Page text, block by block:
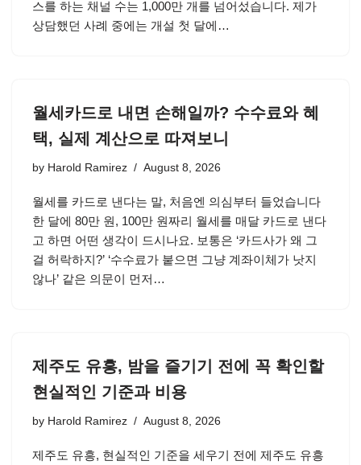
스를 하는 채널 수는 1,000만 개를 넘어섰습니다. 제가
상담했던 사례 중에는 개설 첫 달에…
월세카드로 내면 손해일까? 수수료와 혜
택, 실제 계산으로 따져보니
by Harold Ramirez August 8, 2026
월세를 카드로 낸다는 말, 처음엔 의심부터 들었습니다
한 달에 80만 원, 100만 원짜리 월세를 매달 카드로 낸다
고 하면 어떤 생각이 드시나요. 보통은 ‘카드사가 왜 그
걸 허락하지?’ ‘수수료가 붙으면 그냥 계좌이체가 낫지
않나’ 같은 의문이 먼저…
제주도 유흥, 밤을 즐기기 전에 꼭 확인할
현실적인 기준과 비용
by Harold Ramirez August 8, 2026
제주도 유흥, 현실적인 기준을 세우기 전에 제주도 유흥